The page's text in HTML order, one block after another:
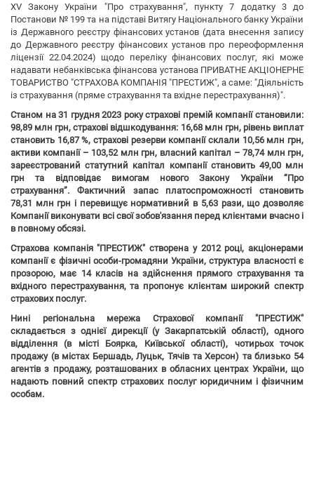
XV Закону України "Про страхування", пункту 7 додатку 3 до
Постанови № 199 та на підставі Витягу Національного банку України
із Державного реєстру фінансових установ (дата внесення запису
до Державного реєстру фінансових установ про переоформлення
ліцензії 22.04.2024) щодо переліку фінансових послуг, які може
надавати небанківська фінансова установа ПРИВАТНЕ АКЦІОНЕРНЕ
ТОВАРИСТВО "СТРАХОВА КОМПАНІЯ "ПРЕСТИЖ", а саме: "Діяльність
із страхування (пряме страхування та вхідне перестрахування)".
Станом на 31 грудня 2023 року страхові премій компанії становили:
98,89 млн грн, страхові відшкодування: 16,68 млн грн, рівень виплат
становить 16,87 %, страхові резерви компанії склали 10,56 млн грн,
активи компанії – 103,52 млн грн, власний капітал – 78,74 млн грн,
зареєстрований статутний капітал компанії становить 49,00 млн
грн та відповідає вимогам нового Закону України “Про
страхування”. Фактичний запас платоспроможності становить
78,31 млн грн і перевищує нормативний в 5,63 рази, що дозволяє
Компанії виконувати всі свої зобов'язання перед клієнтами вчасно і
в повному обсязі.
Страхова компанія"ПРЕСТИЖ" створена у 2012 році, акціонерами
компанії є фізичні особи-громадяни України, структура власності є
прозорою, має 14 класів на здійснення прямого страхування та
вхідного перестрахування, та пропонує клієнтам широкий спектр
страхових послуг.
Нині регіональна мережа Страхової компанії "ПРЕСТИЖ"
складається з однієї дирекції (у Закарпатській області), одного
відділення (в місті Боярка, Київської області), чотирьох точок
продажу (в містах Бершадь, Луцьк, Тячів та Херсон) та близько 54
агентів з продажу, розташованих в обласних центрах України, що
надають повний спектр страхових послуг юридичним і фізичним
особам.